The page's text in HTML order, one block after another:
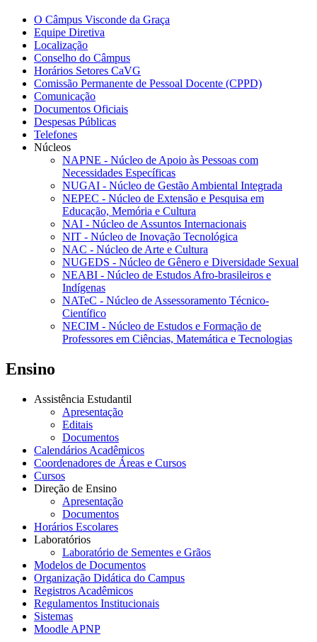
O Câmpus Visconde da Graça
Equipe Diretiva
Localização
Conselho do Câmpus
Horários Setores CaVG
Comissão Permanente de Pessoal Docente (CPPD)
Comunicação
Documentos Oficiais
Despesas Públicas
Telefones
Núcleos
NAPNE - Núcleo de Apoio às Pessoas com
Necessidades Específicas
NUGAI - Núcleo de Gestão Ambiental Integrada
NEPEC - Núcleo de Extensão e Pesquisa em
Educação, Memória e Cultura
NAI - Núcleo de Assuntos Internacionais
NIT - Núcleo de Inovação Tecnológica
NAC - Núcleo de Arte e Cultura
NUGEDS - Núcleo de Gênero e Diversidade Sexual
NEABI - Núcleo de Estudos Afro-brasileiros e
Indígenas
NATeC - Núcleo de Assessoramento Técnico-
Científico
NECIM - Núcleo de Estudos e Formação de
Professores em Ciências, Matemática e Tecnologias
Ensino
Assistência Estudantil
Apresentação
Editais
Documentos
Calendários Acadêmicos
Coordenadores de Áreas e Cursos
Cursos
Direção de Ensino
Apresentação
Documentos
Horários Escolares
Laboratórios
Laboratório de Sementes e Grãos
Modelos de Documentos
Organização Didática do Campus
Registros Acadêmicos
Regulamentos Institucionais
Sistemas
Moodle APNP